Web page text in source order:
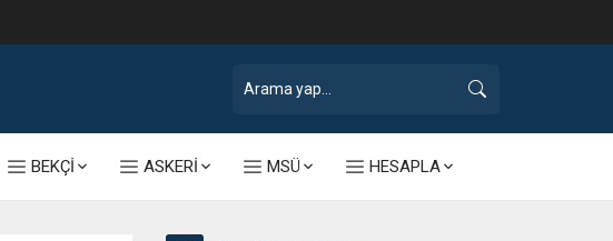
BEKÇİ ASKERİ MSÜ HESAPLA